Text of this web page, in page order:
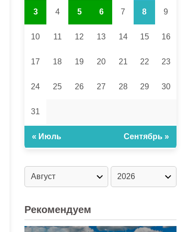
3 4 5 6 7 8 9
10 11 12 13 14 15 16
17 18 19 20 21 22 23
24 25 26 27 28 29 30
31
« Июль Сентябрь »
Рекомендуем